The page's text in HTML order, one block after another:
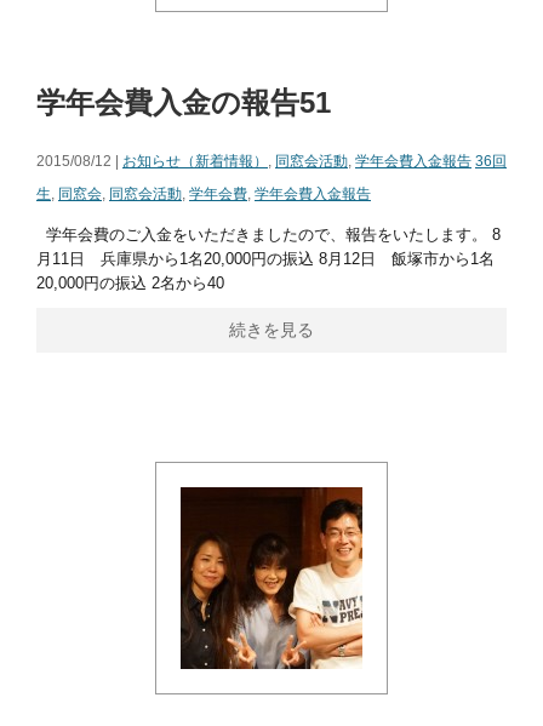
学年会費入金の報告51
2015/08/12 | お知らせ（新着情報） , 同窓会活動, 学年会費入金報告 36回
生, 同窓会, 同窓会活動, 学年会費, 学年会費入金報告
学年会費のご入金をいただきましたので、報告をいたします。 8
月11日 兵庫県から1名20,000円の振込 8月12日 飯塚市から1名
20,000円の振込 2名から40
続きを見る